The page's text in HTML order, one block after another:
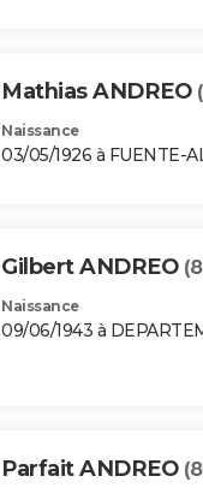
Mathias ANDREO
Naissance
03/05/1926 à FUENTE-
Gilbert ANDREO
Naissance
09/06/1943 à
Parfait ANDREO